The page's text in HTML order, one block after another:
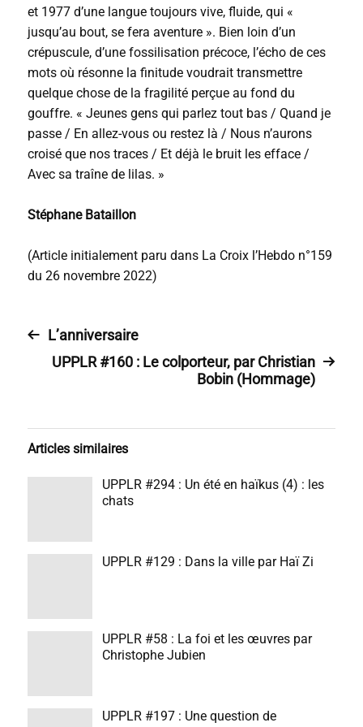
et 1977 d’une langue toujours vive, fluide, qui «
jusqu’au bout, se fera aventure ». Bien loin d’un
crépuscule, d’une fossilisation précoce, l’écho de ces
mots où résonne la finitude voudrait transmettre
quelque chose de la fragilité perçue au fond du
gouffre. « Jeunes gens qui parlez tout bas / Quand je
passe / En allez-vous ou restez là / Nous n’aurons
croisé que nos traces / Et déjà le bruit les efface /
Avec sa traîne de lilas. »
Stéphane Bataillon
(Article initialement paru dans La Croix l’Hebdo n°159
du 26 novembre 2022)
L’anniversaire
UPPLR #160 : Le colporteur, par Christian
Bobin (Hommage)
Articles similaires
UPPLR #294 : Un été en haïkus (4) : les
chats
UPPLR #129 : Dans la ville par Haï Zi
UPPLR #58 : La foi et les œuvres par
Christophe Jubien
UPPLR #197 : Une question de